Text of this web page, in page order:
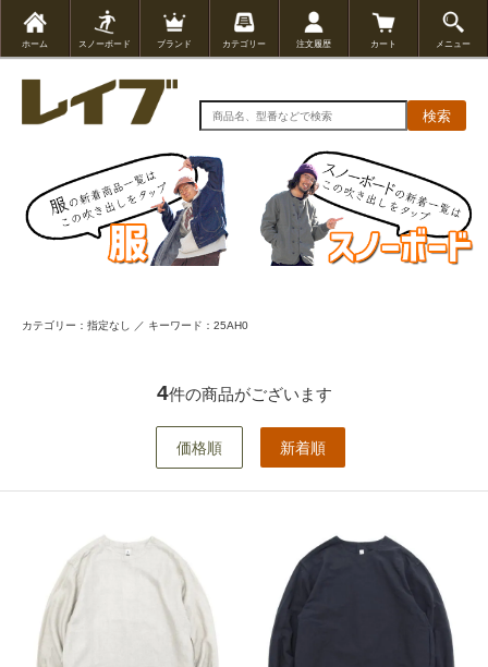
ホーム スノーボード ブランド カテゴリー 注文履歴 カート メニュー
検索
カテゴリー：指定なし ／ キーワード：25AH0
4件の商品がございます
価格順 新着順